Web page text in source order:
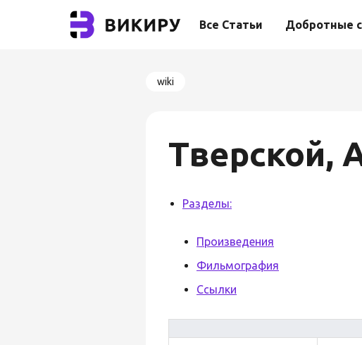
Все Статьи Добротные
wiki
Тверской,
Разделы:
Произведения
Фильмография
Ссылки